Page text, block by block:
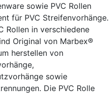
sowie PVC Rollen
für PVC Streifenvorhänge.
Rollen in verschiedene
Original von Marbex®
herstellen von
sowie
Die PVC Rolle